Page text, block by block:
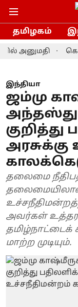
தமிழகம்
கொரியா
இந்தியா
ஜம்மு
அந்தஸ்து
குறித்து
தலைமை
அவர்கள்
தமிழ்நாட்டைக்
மாற்ற முடியும்.